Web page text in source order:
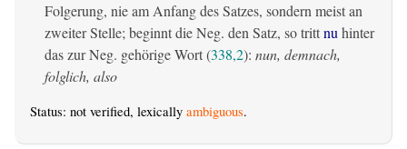
Folgerung, nie am Anfang des Satzes, sondern meist an
zweiter Stelle; beginnt die Neg. den Satz, so trittnuhinter
das zur Neg. gehörige Wort (338,2): nun, demnach,
folglich, also
Status: not verified, lexically ambiguous.